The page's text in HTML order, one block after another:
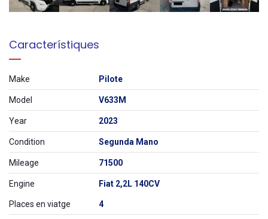
Característiques
Make Pilote
Model V633M
Year 2023
Condition Segunda Mano
Mileage 71500
Engine Fiat 2,2L 140CV
Places en viatge 4